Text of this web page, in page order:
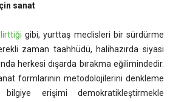
sanat
gibi, yurttaş meclisleri bir sürdürme
zaman taahhüdü, halihazırda siyasi
herkesi dışarda bırakma eğilimindedir.
formlarının metodolojilerini denkleme
erişimi demokratikleştirmekle